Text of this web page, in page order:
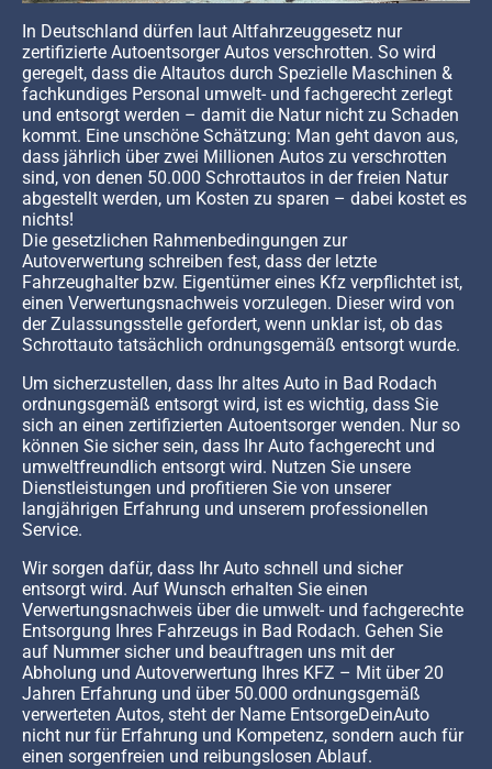
In Deutschland dürfen laut Altfahrzeuggesetz nur
zertifizierte Autoentsorger Autos verschrotten. So wird
geregelt, dass die Altautos durch Spezielle Maschinen &
fachkundiges Personal umwelt- und fachgerecht zerlegt
und entsorgt werden – damit die Natur nicht zu Schaden
kommt. Eine unschöne Schätzung: Man geht davon aus,
dass jährlich über zwei Millionen Autos zu verschrotten
sind, von denen 50.000 Schrottautos in der freien Natur
abgestellt werden, um Kosten zu sparen – dabei kostet es
nichts!
Die gesetzlichen Rahmenbedingungen zur
Autoverwertung schreiben fest, dass der letzte
Fahrzeughalter bzw. Eigentümer eines Kfz verpflichtet ist,
einen Verwertungsnachweis vorzulegen. Dieser wird von
der Zulassungsstelle gefordert, wenn unklar ist, ob das
Schrottauto tatsächlich ordnungsgemäß entsorgt wurde.
Um sicherzustellen, dass Ihr altes Auto in Bad Rodach
ordnungsgemäß entsorgt wird, ist es wichtig, dass Sie
sich an einen zertifizierten Autoentsorger wenden. Nur so
können Sie sicher sein, dass Ihr Auto fachgerecht und
umweltfreundlich entsorgt wird. Nutzen Sie unsere
Dienstleistungen und profitieren Sie von unserer
langjährigen Erfahrung und unserem professionellen
Service.
Wir sorgen dafür, dass Ihr Auto schnell und sicher
entsorgt wird. Auf Wunsch erhalten Sie einen
Verwertungsnachweis über die umwelt- und fachgerechte
Entsorgung Ihres Fahrzeugs in Bad Rodach. Gehen Sie
auf Nummer sicher und beauftragen uns mit der
Abholung und Autoverwertung Ihres KFZ – Mit über 20
Jahren Erfahrung und über 50.000 ordnungsgemäß
verwerteten Autos, steht der Name EntsorgeDeinAuto
nicht nur für Erfahrung und Kompetenz, sondern auch für
einen sorgenfreien und reibungslosen Ablauf.